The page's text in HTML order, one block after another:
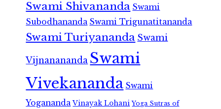
Swami Shivananda Swami
Subodhananda Swami Trigunatitananda
Swami Turiyananda Swami
Vijnanananda Swami
Vivekananda Swami
Yogananda Vinayak Lohani Yoga Sutras of